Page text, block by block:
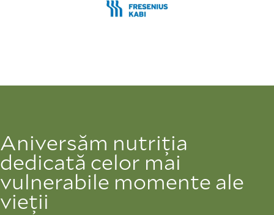
Aniversăm nutriția
dedicată celor mai
vulnerabile momente ale
vieții